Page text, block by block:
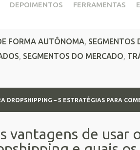
DEPOIMENTOS FERRAMENTAS
5 estratégias
FORMA AUTÔNOMA, SEGMENTOS
, SEGMENTOS DO MERCADO,
DROPSHIPPING – 5 ESTRATÉGIAS PARA
vantagens de usar